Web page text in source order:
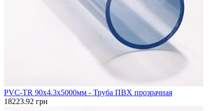
PVC-TR 90x4.3x5000мм - Труба ПВХ прозрачная
18223.92 грн